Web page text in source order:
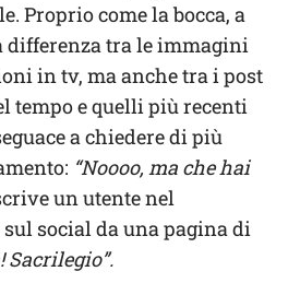
Proprio come la bocca, a
differenza tra le immagini
in tv, ma anche tra i post
tempo e quelli più recenti
a chiedere di più
“Noooo, ma che hai
un utente nel
social da una pagina di
Sacrilegio”.